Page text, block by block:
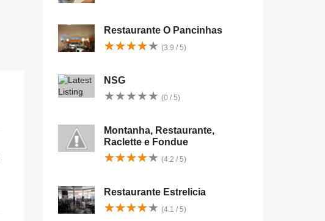
Restaurante O Pancinhas
★★★★★
★★★★★ (3.9 / 5)
NSG
★★★★★
★★★★★ (0 / 5)
Montanha, Restaurante,
Raclette e Fondue
★★★★★
★★★★★ (4.2 / 5)
Restaurante Estrelicia
★★★★★
★★★★★ (4.1 / 5)